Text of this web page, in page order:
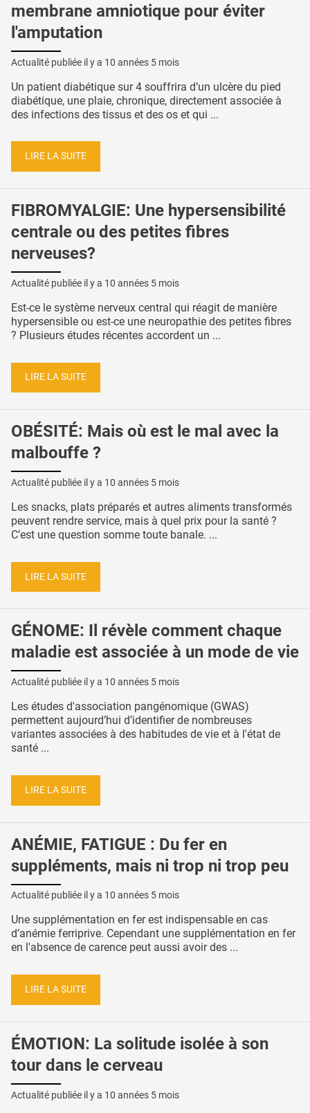
membrane amniotique pour éviter
l'amputation
Actualité publiée il y a 10 années 5 mois
Un patient diabétique sur 4 souffrira d’un ulcère du pied
diabétique, une plaie, chronique, directement associée à
des infections des tissus et des os et qui ...
LIRE LA SUITE
FIBROMYALGIE: Une hypersensibilité
centrale ou des petites fibres
nerveuses?
Actualité publiée il y a 10 années 5 mois
Est-ce le système nerveux central qui réagit de manière
hypersensible ou est-ce une neuropathie des petites fibres
? Plusieurs études récentes accordent un ...
LIRE LA SUITE
OBÉSITÉ: Mais où est le mal avec la
malbouffe ?
Actualité publiée il y a 10 années 5 mois
Les snacks, plats préparés et autres aliments transformés
peuvent rendre service, mais à quel prix pour la santé ?
C’est une question somme toute banale. ...
LIRE LA SUITE
GÉNOME: Il révèle comment chaque
maladie est associée à un mode de vie
Actualité publiée il y a 10 années 5 mois
Les études d'association pangénomique (GWAS)
permettent aujourd’hui d’identifier de nombreuses
variantes associées à des habitudes de vie et à l'état de
santé ...
LIRE LA SUITE
ANÉMIE, FATIGUE : Du fer en
suppléments, mais ni trop ni trop peu
Actualité publiée il y a 10 années 5 mois
Une supplémentation en fer est indispensable en cas
d’anémie ferriprive. Cependant une supplémentation en fer
en l'absence de carence peut aussi avoir des ...
LIRE LA SUITE
ÉMOTION: La solitude isolée à son
tour dans le cerveau
Actualité publiée il y a 10 années 5 mois